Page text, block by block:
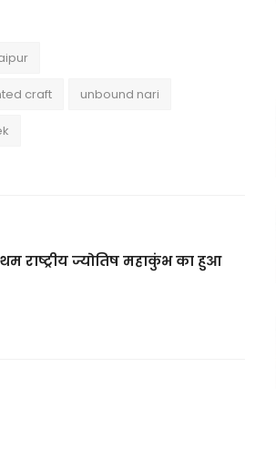
craft unbound nari
राष्ट्रीय ज्योतिष महाकुंभ का हुआ